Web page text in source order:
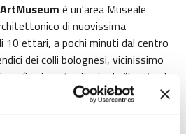
è un'area Museale
di nuovissima
10 ettari, a pochi minuti dal centro
dei colli bolognesi, vicinissimo
(in pieno territorio de “La strada
– Castelli – Ciliegi, Colline fra
distante da Maranello) e nel bacino